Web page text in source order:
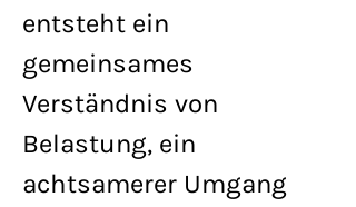
entsteht ein
gemeinsames
Verständnis von
Belastung, ein
achtsamerer Umgang